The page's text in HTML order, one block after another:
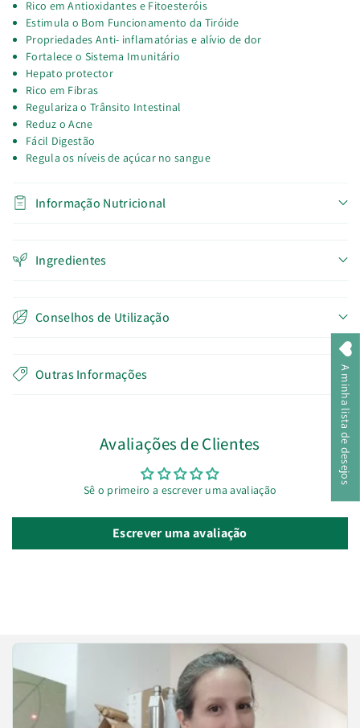
Rico em Antioxidantes e Fitoesteróis
Estimula o Bom Funcionamento da Tiróide
Propriedades Anti- inflamatórias e alívio de dor
Fortalece o Sistema Imunitário
Hepato protector
Rico em Fibras
Regulariza o Trânsito Intestinal
Reduz o Acne
Fácil Digestão
Regula os níveis de açúcar no sangue
Informação Nutricional
Ingredientes
Conselhos de Utilização
Outras Informações
Avaliações de Clientes
Sê o primeiro a escrever uma avaliação
Escrever uma avaliação
A minha lista de desejos